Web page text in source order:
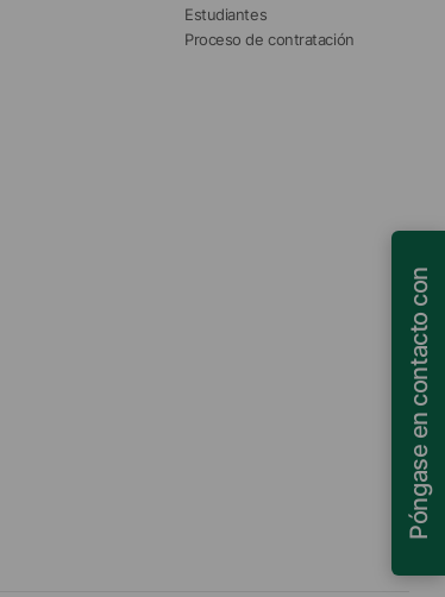
Estudiantes
Proceso de contratación
Póngase en contacto con